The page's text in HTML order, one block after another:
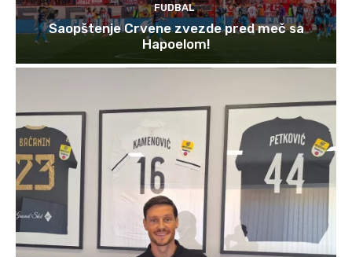
FUDBAL
Saopštenje Crvene zvezde pred meč sa
Hapoelom!